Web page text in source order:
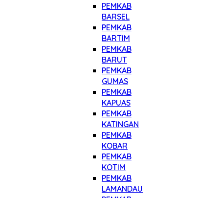
PEMKAB
BARSEL
PEMKAB
BARTIM
PEMKAB
BARUT
PEMKAB
GUMAS
PEMKAB
KAPUAS
PEMKAB
KATINGAN
PEMKAB
KOBAR
PEMKAB
KOTIM
PEMKAB
LAMANDAU